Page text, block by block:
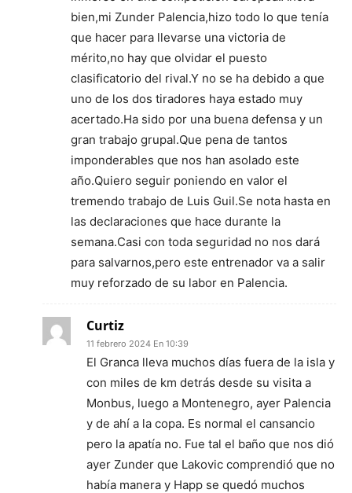
bien,mi Zunder Palencia,hizo todo lo que tenía
que hacer para llevarse una victoria de
mérito,no hay que olvidar el puesto
clasificatorio del rival.Y no se ha debido a que
uno de los dos tiradores haya estado muy
acertado.Ha sido por una buena defensa y un
gran trabajo grupal.Que pena de tantos
imponderables que nos han asolado este
año.Quiero seguir poniendo en valor el
tremendo trabajo de Luis Guil.Se nota hasta en
las declaraciones que hace durante la
semana.Casi con toda seguridad no nos dará
para salvarnos,pero este entrenador va a salir
muy reforzado de su labor en Palencia.
Curtiz
11 febrero 2024 En 10:39
El Granca lleva muchos días fuera de la isla y
con miles de km detrás desde su visita a
Monbus, luego a Montenegro, ayer Palencia
y de ahí a la copa. Es normal el cansancio
pero la apatía no. Fue tal el baño que nos dió
ayer Zunder que Lakovic comprendió que no
había manera y Happ se quedó muchos